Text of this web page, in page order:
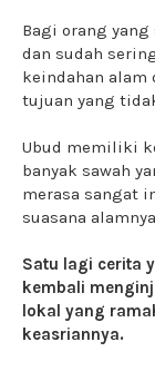
Bagi orang
dan sudah
keindahan alam
tujuan yang
Ubud memiliki
banyak sawah
merasa sangat
suasana
Satu lagi cerita
kembali
lokal yang
keasriannya.